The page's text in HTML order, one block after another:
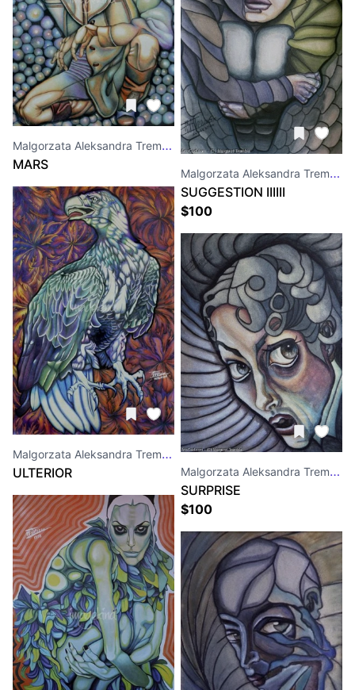
Malgorzata Aleksandra Trembla
MARS
Malgorzata Aleksandra Trembla
ULTERIOR
Malgorzata Aleksandra Trembla
SUGGESTION IIIIII
$100
Malgorzata Aleksandra Trembla
SURPRISE
$100